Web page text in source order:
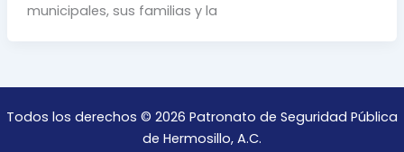
municipales, sus familias y la
Todos los derechos © 2026 Patronato de Seguridad Pública
de Hermosillo, A.C.